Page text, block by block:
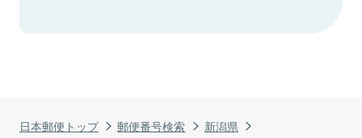
日本郵便トップ 郵便番号検索
新潟県